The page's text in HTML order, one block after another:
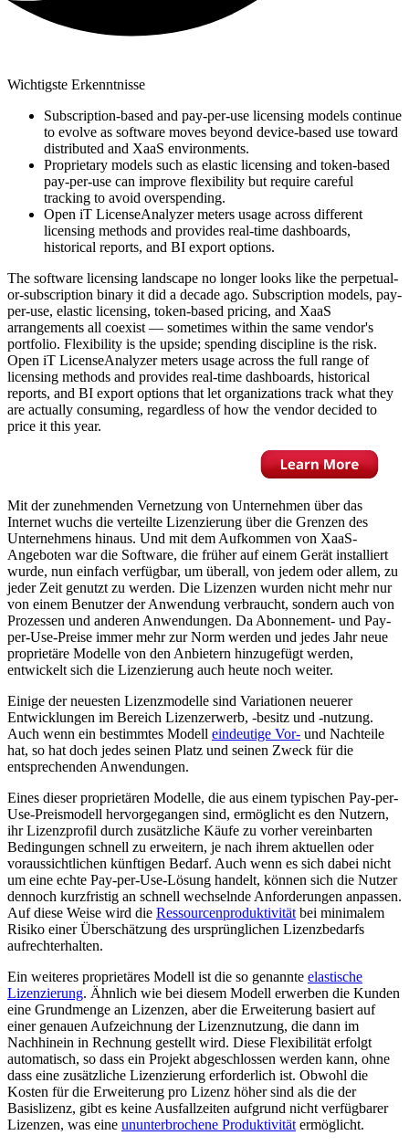
Wichtigste Erkenntnisse
Subscription-based and pay-per-use licensing models continue
to evolve as software moves beyond device-based use toward
distributed and XaaS environments.
Proprietary models such as elastic licensing and token-based
pay-per-use can improve flexibility but require careful
tracking to avoid overspending.
Open iT LicenseAnalyzer meters usage across different
licensing methods and provides real-time dashboards,
historical reports, and BI export options.
The software licensing landscape no longer looks like the perpetual-
or-subscription binary it did a decade ago. Subscription models, pay-
per-use, elastic licensing, token-based pricing, and XaaS
arrangements all coexist — sometimes within the same vendor's
portfolio. Flexibility is the upside; spending discipline is the risk.
Open iT LicenseAnalyzer meters usage across the full range of
licensing methods and provides real-time dashboards, historical
reports, and BI export options that let organizations track what they
are actually consuming, regardless of how the vendor decided to
price it this year.
Mit der zunehmenden Vernetzung von Unternehmen über das
Internet wuchs die verteilte Lizenzierung über die Grenzen des
Unternehmens hinaus. Und mit dem Aufkommen von XaaS-
Angeboten war die Software, die früher auf einem Gerät installiert
wurde, nun einfach verfügbar, um überall, von jedem oder allem, zu
jeder Zeit genutzt zu werden. Die Lizenzen wurden nicht mehr nur
von einem Benutzer der Anwendung verbraucht, sondern auch von
Prozessen und anderen Anwendungen. Da Abonnement- und Pay-
per-Use-Preise immer mehr zur Norm werden und jedes Jahr neue
proprietäre Modelle von den Anbietern hinzugefügt werden,
entwickelt sich die Lizenzierung auch heute noch weiter.
Einige der neuesten Lizenzmodelle sind Variationen neuerer
Entwicklungen im Bereich Lizenzerwerb, -besitz und -nutzung.
Auch wenn ein bestimmtes Modell eindeutige Vor- und Nachteile
hat, so hat doch jedes seinen Platz und seinen Zweck für die
entsprechenden Anwendungen.
Eines dieser proprietären Modelle, die aus einem typischen Pay-per-
Use-Preismodell hervorgegangen sind, ermöglicht es den Nutzern,
ihr Lizenzprofil durch zusätzliche Käufe zu vorher vereinbarten
Bedingungen schnell zu erweitern, je nach ihrem aktuellen oder
voraussichtlichen künftigen Bedarf. Auch wenn es sich dabei nicht
um eine echte Pay-per-Use-Lösung handelt, können sich die Nutzer
dennoch kurzfristig an schnell wechselnde Anforderungen anpassen.
Auf diese Weise wird die Ressourcenproduktivität bei minimalem
Risiko einer Überschätzung des ursprünglichen Lizenzbedarfs
aufrechterhalten.
Ein weiteres proprietäres Modell ist die so genannte elastische
Lizenzierung. Ähnlich wie bei diesem Modell erwerben die Kunden
eine Grundmenge an Lizenzen, aber die Erweiterung basiert auf
einer genauen Aufzeichnung der Lizenznutzung, die dann im
Nachhinein in Rechnung gestellt wird. Diese Flexibilität erfolgt
automatisch, so dass ein Projekt abgeschlossen werden kann, ohne
dass eine zusätzliche Lizenzierung erforderlich ist. Obwohl die
Kosten für die Erweiterung pro Lizenz höher sind als die der
Basislizenz, gibt es keine Ausfallzeiten aufgrund nicht verfügbarer
Lizenzen, was eine ununterbrochene Produktivität ermöglicht.